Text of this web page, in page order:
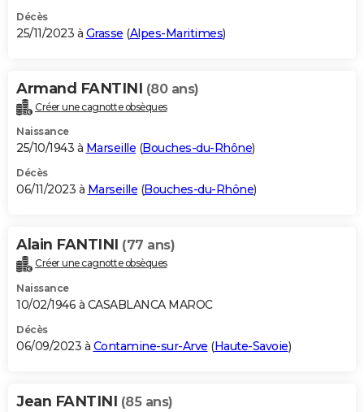
Décès
25/11/2023 à Grasse (Alpes-Maritimes)
Armand FANTINI (80 ans)
Créer une cagnotte obsèques
Naissance
25/10/1943 à Marseille (Bouches-du-Rhône)
Décès
06/11/2023 à Marseille (Bouches-du-Rhône)
Alain FANTINI (77 ans)
Créer une cagnotte obsèques
Naissance
10/02/1946 à CASABLANCA MAROC
Décès
06/09/2023 à Contamine-sur-Arve (Haute-Savoie)
Jean FANTINI (85 ans)